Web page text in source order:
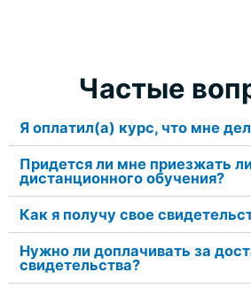
Частые
Я оплатил(а) курс, что мне
Придется ли мне приезжать
дистанционного обучения?
Как я получу свое
Нужно ли доплачивать за
свидетельства?